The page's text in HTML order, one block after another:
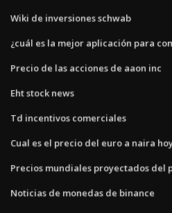
Wiki de inversiones schwab
¿cuál es la mejor aplicación para
Precio de las acciones de aaon inc
Eht stock news
Td incentivos comerciales
Cual es el precio del euro a naira
Precios mundiales proyectados del
Noticias de monedas de binance